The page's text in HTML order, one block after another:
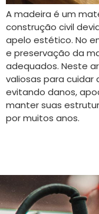
A madeira é um
construção civil
apelo estético. No
e preservação da
adequados. Neste
valiosas para cuidar
evitando danos,
manter suas
por muitos anos.